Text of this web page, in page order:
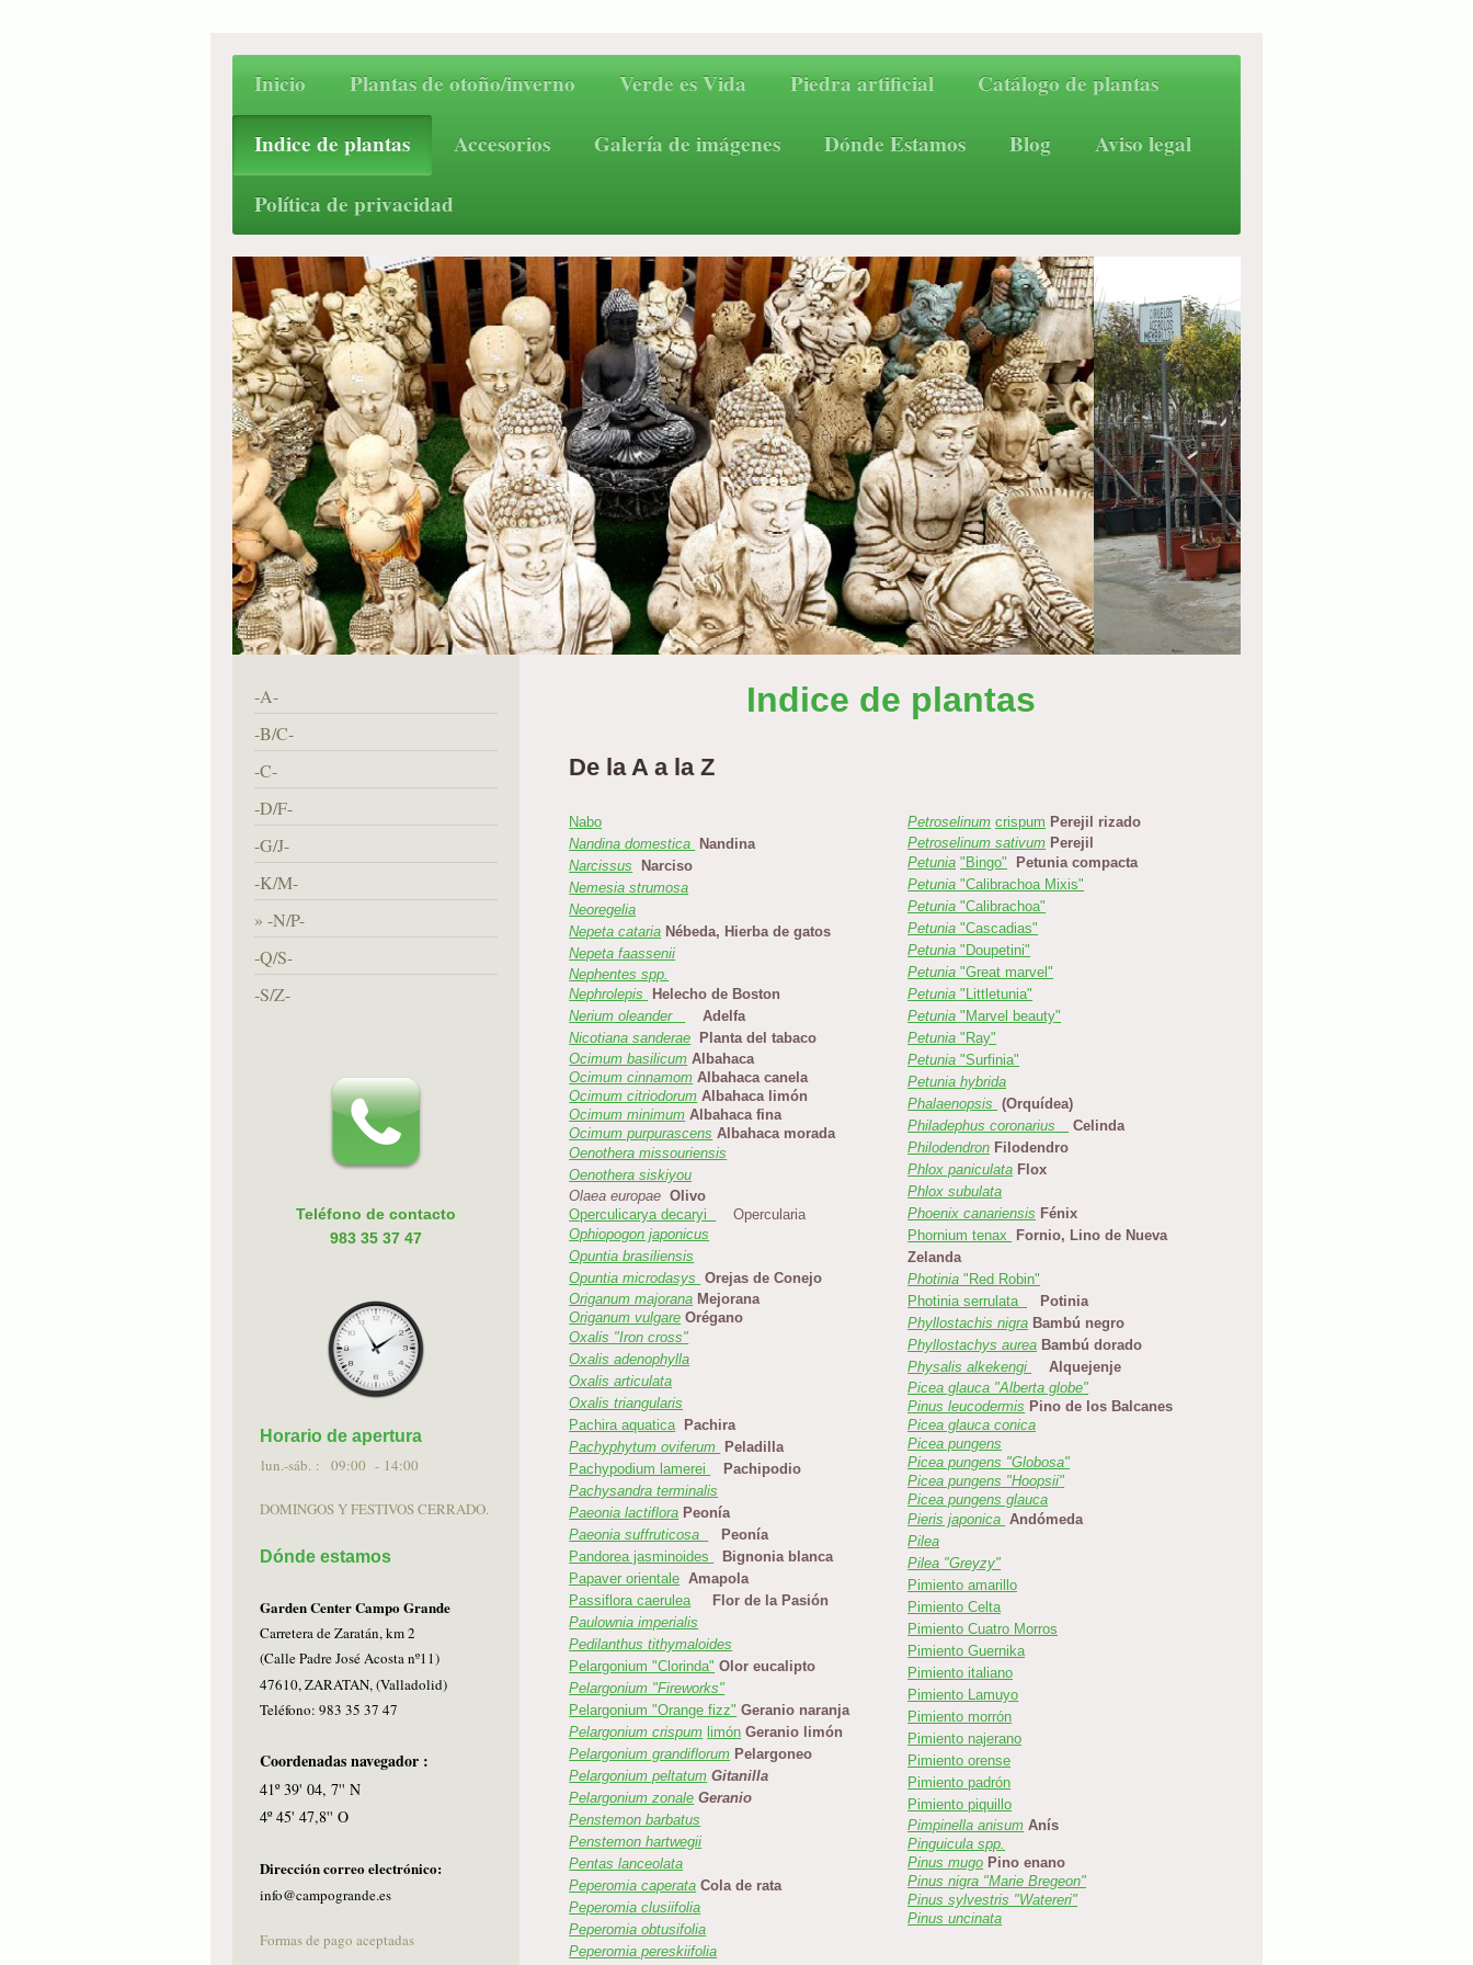
Inicio Plantas de otoño/inverno Verde es Vida Piedra artificial
Catálogo de plantas
Indice de plantas
Accesorios Galería de imágenes Dónde Estamos Blog
Aviso legal
Política de privacidad
Indice de plantas
De la A a la Z
Nabo
Nandina domestica
Nandina
Narcissus
Narciso
Nemesia strumosa
Neoregelia
Nepeta cataria Nébeda, Hierba de gatos
Nepeta faassenii
Nephentes spp.
Nephrolepis
Helecho de Boston
Nerium oleander
Adelfa
Nicotiana sanderae
Planta del tabaco
Ocimum basilicum Albahaca
Ocimum cinnamom Albahaca canela
Ocimum citriodorum Albahaca limón
Ocimum minimum Albahaca fina
Ocimum purpurascens Albahaca morada
Oenothera missouriensis
Oenothera siskiyou
Olaea europae Olivo
Operculicarya decaryi
Opercularia
Ophiopogon japonicus
Opuntia brasiliensis
Opuntia microdasys
Orejas de Conejo
Origanum majorana Mejorana
Origanum vulgare Orégano
Oxalis "Iron cross"
Oxalis adenophylla
Oxalis articulata
Oxalis triangularis
Pachira aquatica
Pachira
Pachyphytum oviferum
Peladilla
Pachypodium lamerei
Pachipodio
Pachysandra terminalis
Paeonia lactiflora Peonía
Paeonia suffruticosa
Peonía
Pandorea jasminoides
Bignonia blanca
Papaver orientale Amapola
Passiflora caerulea
Flor de la Pasión
Paulownia imperialis
Pedilanthus tithymaloides
Pelargonium "Clorinda" Olor eucalipto
Pelargonium "Fireworks"
Pelargonium "Orange fizz" Geranio naranja
Pelargonium crispum limón Geranio limón
Pelargonium grandiflorum Pelargoneo
Pelargonium peltatum Gitanilla
Pelargonium zonale Geranio
Penstemon barbatus
Penstemon hartwegii
Pentas lanceolata
Peperomia caperata Cola de rata
Peperomia clusiifolia
Peperomia obtusifolia
Peperomia pereskiifolia
Petroselinum crispum Perejil rizado
Petroselinum sativum Perejil
Petunia "Bingo"
Petunia compacta
Petunia "Calibrachoa Mixis"
Petunia "Calibrachoa"
Petunia "Cascadias"
Petunia "Doupetini"
Petunia "Great marvel"
Petunia "Littletunia"
Petunia "Marvel beauty"
Petunia "Ray"
Petunia "Surfinia"
Petunia hybrida
Phalaenopsis
(Orquídea)
Philadephus coronarius
Celinda
Philodendron Filodendro
Phlox paniculata Flox
Phlox subulata
Phoenix canariensis Fénix
Phornium tenax
Fornio, Lino de Nueva
Zelanda
Photinia "Red Robin"
Photinia serrulata
Potinia
Phyllostachis nigra Bambú negro
Phyllostachys aurea Bambú dorado
Physalis alkekengi
Alquejenje
Picea glauca "Alberta globe"
Pinus leucodermis Pino de los Balcanes
Picea glauca conica
Picea pungens
Picea pungens "Globosa"
Picea pungens "Hoopsii"
Picea pungens glauca
Pieris japonica Andómeda
Pilea
Pilea "Greyzy"
Pimiento amarillo
Pimiento Celta
Pimiento Cuatro Morros
Pimiento Guernika
Pimiento italiano
Pimiento Lamuyo
Pimiento morrón
Pimiento najerano
Pimiento orense
Pimiento padrón
Pimiento piquillo
Pimpinella anisum Anís
Pinguicula spp.
Pinus mugo Pino enano
Pinus nigra "Marie Bregeon"
Pinus sylvestris "Watereri"
Pinus uncinata
-A-
-B/C-
-C-
-D/F-
-G/J-
-K/M-
-N/P-
-Q/S-
-S/Z-
Teléfono de contacto
983 35 37 47
Horario de apertura
lun.-sáb. : 09:00 - 14:00
DOMINGOS Y FESTIVOS CERRADO.
Dónde estamos
Garden Center Campo Grande
Carretera de Zaratán, km 2
(Calle Padre José Acosta nº11)
47610, ZARATAN, (Valladolid)
Teléfono: 983 35 37 47
Coordenadas navegador :
41º 39' 04, 7'' N
4º 45' 47,8'' O
Dirección correo electrónico:
info@campogrande.es
Formas de pago aceptadas